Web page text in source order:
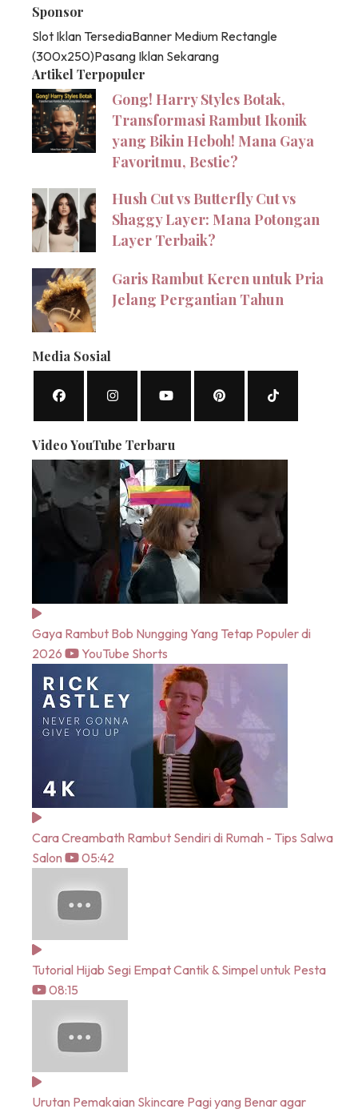
Sponsor
Slot Iklan TersediaBanner Medium Rectangle
(300x250)Pasang Iklan Sekarang
Artikel Terpopuler
Gong! Harry Styles Botak,
Transformasi Rambut Ikonik
yang Bikin Heboh! Mana Gaya
Favoritmu, Bestie?
Hush Cut vs Butterfly Cut vs
Shaggy Layer: Mana Potongan
Layer Terbaik?
Garis Rambut Keren untuk Pria
Jelang Pergantian Tahun
Media Sosial
Video YouTube Terbaru
Gaya Rambut Bob Nungging Yang Tetap Populer di
2026
YouTube Shorts
Cara Creambath Rambut Sendiri di Rumah - Tips Salwa
Salon
05:42
Tutorial Hijab Segi Empat Cantik & Simpel untuk Pesta
08:15
Urutan Pemakaian Skincare Pagi yang Benar agar